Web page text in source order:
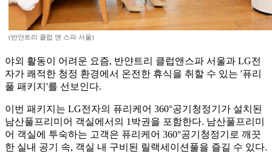
(반얀트리 클럽 앤 스파 서울)
야외 활동이 어려운 요즘, 반얀트리 클럽앤스파 서울과 LG전
자가 쾌적한 청정 환경에서 온전한 휴식을 취할 수 있는 '퓨리
풀 패키지'를 선보인다.
이번 패키지는 LG전자의 퓨리케어 360°공기청정기가 설치된
남산풀프리미어 객실에서의 1박권을 포함한다. 남산풀프리미
어 객실에 투숙하는 고객은 퓨리케어 360°공기청정기로 깨끗
한 실내 공기 속, 객실 내 구비된 릴랙세이션풀을 즐길 수 있다.